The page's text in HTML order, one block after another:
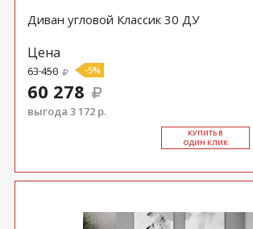
Диван угловой Классик 30 ДУ
Цена
63 450 -5%
60 278
выгода 3 172 р.
КУ­ПИТЬ В
ОДИН КЛИК